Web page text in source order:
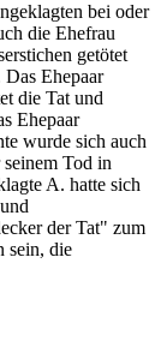
bei oder
die Ehefrau
getötet
Ehepaar
die Tat und
Ehepaar
wurde sich auch
Tod in
A. hatte sich
der Tat" zum
sein, die